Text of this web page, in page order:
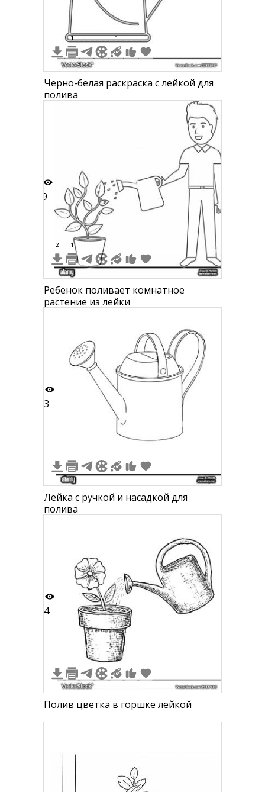
1 1
Черно-белая раскраска с лейкой для
полива
9
2 1
Ребенок поливает комнатное
растение из лейки
3
Лейка с ручкой и насадкой для
полива
4
Полив цветка в горшке лейкой